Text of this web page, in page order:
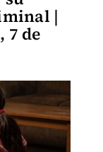
|
7 de